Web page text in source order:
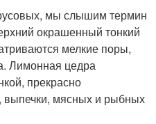
мы слышим термин
окрашенный тонкий
мелкие поры,
Лимонная цедра
прекрасно
выпечки, мясных и рыбных